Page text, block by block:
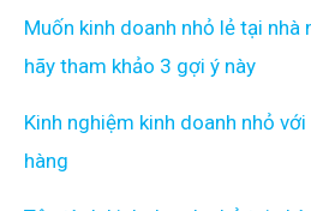
Muốn kinh doanh nhỏ lẻ tại
hãy tham khảo 3 gợi ý này
Kinh nghiệm kinh doanh nhỏ
hàng